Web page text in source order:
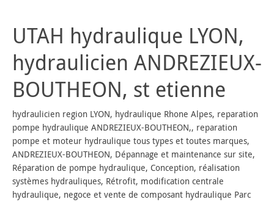
UTAH hydraulique LYON,
hydraulicien ANDREZIEUX-
BOUTHEON, st etienne
hydraulicien region LYON, hydraulique Rhone Alpes, reparation
pompe hydraulique ANDREZIEUX-BOUTHEON,, reparation
pompe et moteur hydraulique tous types et toutes marques,
ANDREZIEUX-BOUTHEON, Dépannage et maintenance sur site,
Réparation de pompe hydraulique, Conception, réalisation
systèmes hydrauliques, Rétrofit, modification centrale
hydraulique, negoce et vente de composant hydraulique Parc